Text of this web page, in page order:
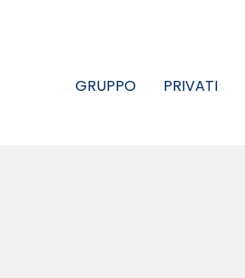
GRUPPO PRIVATI